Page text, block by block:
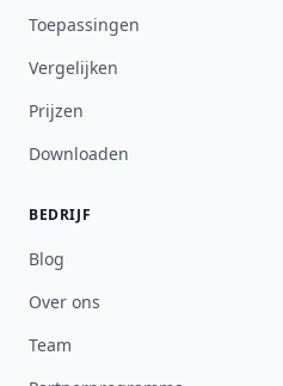
Toepassingen
Vergelijken
Prijzen
Downloaden
BEDRIJF
Blog
Over ons
Team